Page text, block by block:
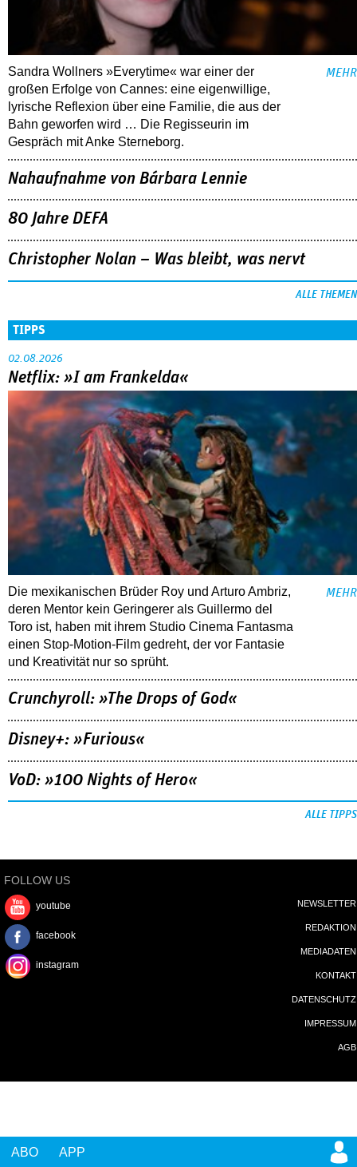
ABO APP
Sandra Wollners »Everytime« war einer der
großen Erfolge von Cannes: eine eigenwillige,
lyrische Reflexion über eine ­Familie, die aus der
Bahn geworfen wird … Die Regisseurin im
Gespräch mit Anke Sterneborg.
MEHR
Nahaufnahme von Bárbara Lennie
80 Jahre DEFA
Christopher Nolan – Was bleibt, was nervt
ALLE THEMEN
TIPPS
02.08.2026
Netflix: »I am Frankelda«
Die mexikanischen Brüder Roy und Arturo Ambriz,
deren Mentor kein Geringerer als Guillermo del
Toro ist, haben mit ihrem Studio Cinema Fantasma
einen Stop-Motion-Film gedreht, der vor Fantasie
und Kreativität nur so sprüht.
MEHR
Crunchyroll: »The Drops of God«
Disney+: »Furious«
VoD: »100 Nights of Hero«
ALLE TIPPS
FOLLOW US
youtube
facebook
instagram
NEWSLETTER
REDAKTION
MEDIADATEN
KONTAKT
DATENSCHUTZ
IMPRESSUM
AGB